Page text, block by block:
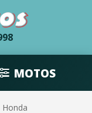
MOTOS
Honda